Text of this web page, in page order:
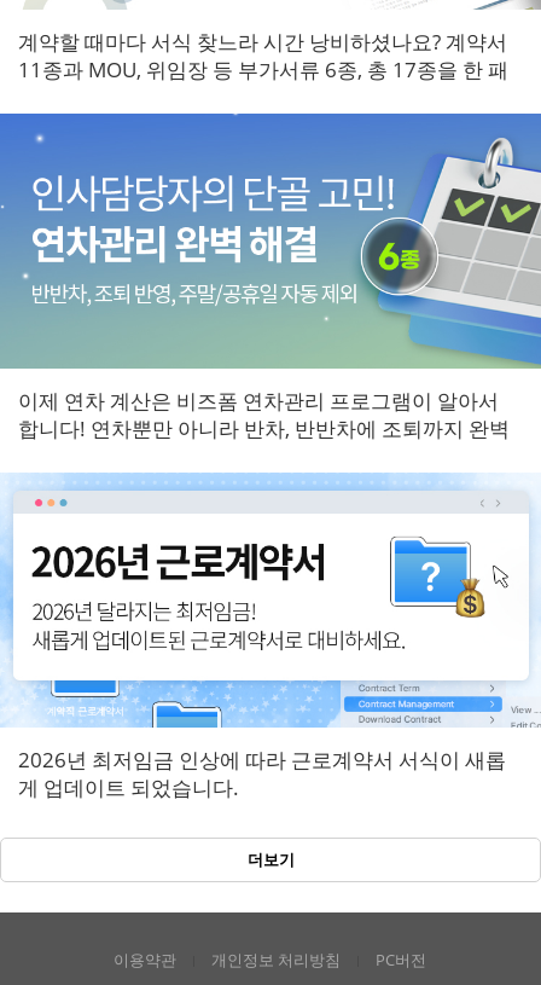
계약할 때마다 서식 찾느라 시간 낭비하셨나요? 계약서
11종과 MOU, 위임장 등 부가서류 6종, 총 17종을 한 패
이제 연차 계산은 비즈폼 연차관리 프로그램이 알아서
합니다! 연차뿐만 아니라 반차, 반반차에 조퇴까지 완벽
2026년 최저임금 인상에 따라 근로계약서 서식이 새롭
게 업데이트 되었습니다.
더보기
이용약관 개인정보 처리방침 PC버전